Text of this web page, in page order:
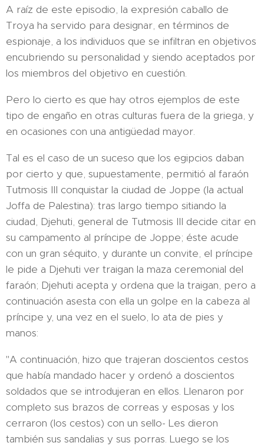
A raíz de este episodio, la expresión caballo de
Troya ha servido para designar, en términos de
espionaje, a los individuos que se infiltran en objetivos
encubriendo su personalidad y siendo aceptados por
los miembros del objetivo en cuestión.
Pero lo cierto es que hay otros ejemplos de este
tipo de engaño en otras culturas fuera de la griega, y
en ocasiones con una antigüedad mayor.
Tal es el caso de un suceso que los egipcios daban
por cierto y que, supuestamente, permitió al faraón
Tutmosis III conquistar la ciudad de Joppe (la actual
Joffa de Palestina): tras largo tiempo sitiando la
ciudad, Djehuti, general de Tutmosis III decide citar en
su campamento al príncipe de Joppe; éste acude
con un gran séquito, y durante un convite, el príncipe
le pide a Djehuti ver traigan la maza ceremonial del
faraón; Djehuti acepta y ordena que la traigan, pero a
continuación asesta con ella un golpe en la cabeza al
príncipe y, una vez en el suelo, lo ata de pies y
manos:
"A continuación, hizo que trajeran doscientos cestos
que había mandado hacer y ordenó a doscientos
soldados que se introdujeran en ellos. Llenaron por
completo sus brazos de correas y esposas y los
cerraron (los cestos) con un sello- Les dieron
también sus sandalias y sus porras. Luego se los